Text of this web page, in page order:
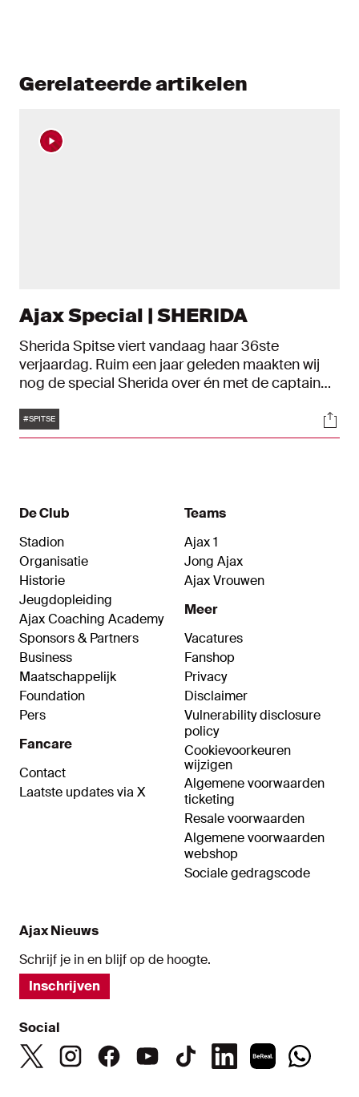
Gerelateerde artikelen
Ajax Special | SHERIDA
Sherida Spitse viert vandaag haar 36ste
verjaardag. Ruim een jaar geleden maakten wij
nog de special Sherida over én met de captain
Tags
#SPITSE
De Club
Stadion
Organisatie
Historie
Jeugdopleiding
Ajax Coaching Academy
Sponsors & Partners
Business
Maatschappelijk
Foundation
Pers
Fancare
Contact
Laatste updates via X
Teams
Ajax 1
Jong Ajax
Ajax Vrouwen
Meer
Vacatures
Fanshop
Privacy
Disclaimer
Vulnerability disclosure
policy
Cookievoorkeuren
wijzigen
Algemene voorwaarden
ticketing
Resale voorwaarden
Algemene voorwaarden
webshop
Sociale gedragscode
Ajax Nieuws
Schrijf je in en blijf op de hoogte.
Inschrijven
Social